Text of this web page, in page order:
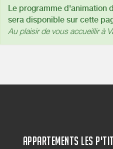
Le programme d'animation
sera disponible sur cette
Au plaisir de vous accueillir à
APPARTEMENTS LES